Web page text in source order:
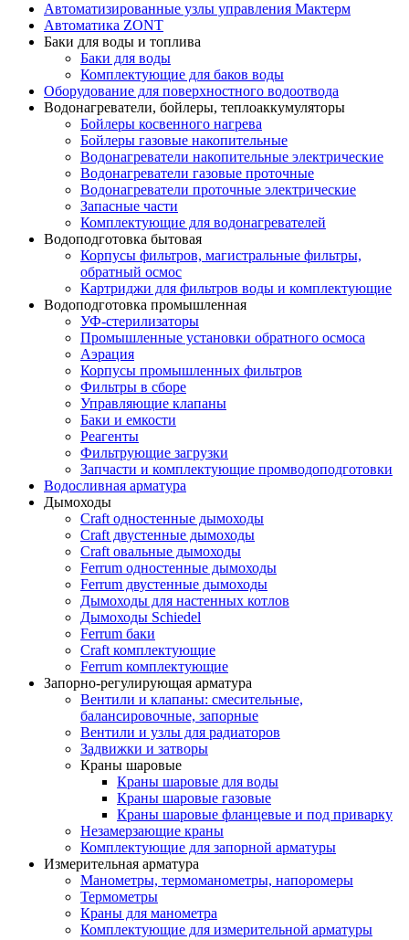
Автоматизированные узлы управления Мактерм
Автоматика ZONT
Баки для воды и топлива
Баки для воды
Комплектующие для баков воды
Оборудование для поверхностного водоотвода
Водонагреватели, бойлеры, теплоаккумуляторы
Бойлеры косвенного нагрева
Бойлеры газовые накопительные
Водонагреватели накопительные электрические
Водонагреватели газовые проточные
Водонагреватели проточные электрические
Запасные части
Комплектующие для водонагревателей
Водоподготовка бытовая
Корпусы фильтров, магистральные фильтры,
обратный осмос
Картриджи для фильтров воды и комплектующие
Водоподготовка промышленная
УФ-стерилизаторы
Промышленные установки обратного осмоса
Аэрация
Корпусы промышленных фильтров
Фильтры в сборе
Управляющие клапаны
Баки и емкости
Реагенты
Фильтрующие загрузки
Запчасти и комплектующие промводоподготовки
Водосливная арматура
Дымоходы
Craft одностенные дымоходы
Craft двустенные дымоходы
Craft овальные дымоходы
Ferrum одностенные дымоходы
Ferrum двустенные дымоходы
Дымоходы для настенных котлов
Дымоходы Schiedel
Ferrum баки
Craft комплектующие
Ferrum комплектующие
Запорно-регулирующая арматура
Вентили и клапаны: смесительные,
балансировочные, запорные
Вентили и узлы для радиаторов
Задвижки и затворы
Краны шаровые
Краны шаровые для воды
Краны шаровые газовые
Краны шаровые фланцевые и под приварку
Незамерзающие краны
Комплектующие для запорной арматуры
Измерительная арматура
Манометры, термоманометры, напоромеры
Термометры
Краны для манометра
Комплектующие для измерительной арматуры